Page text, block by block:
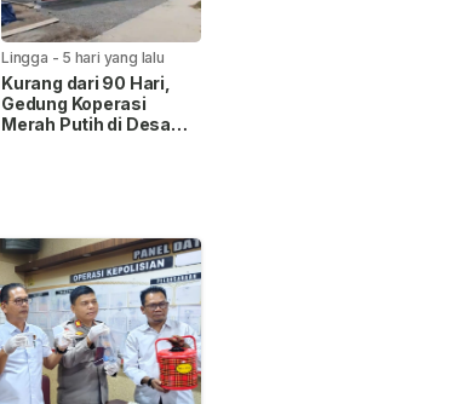
Lingga - 5 hari yang lalu
Kurang dari 90 Hari,
Gedung Koperasi
Merah Putih di Desa